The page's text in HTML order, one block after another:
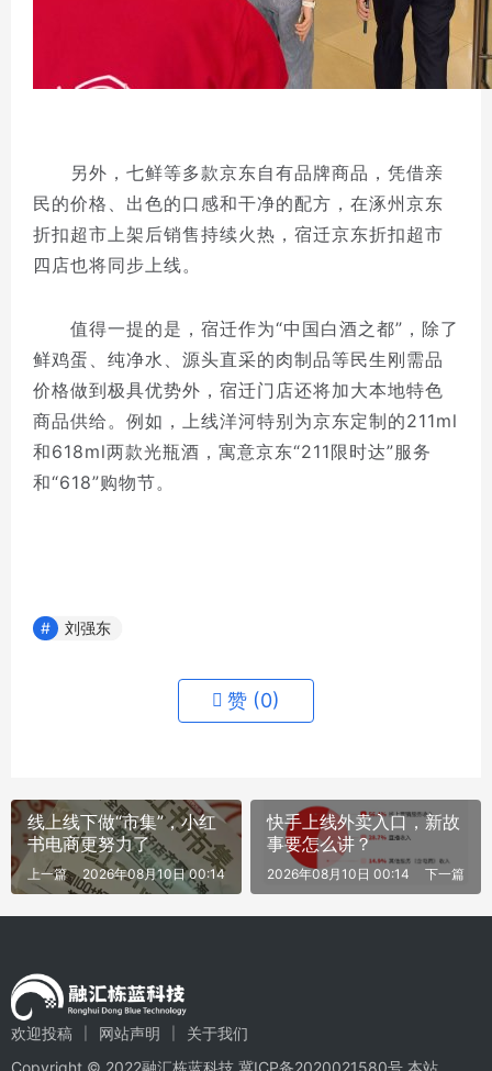
另外，七鲜等多款京东自有品牌商品，凭借亲
民的价格、出色的口感和干净的配方，在涿州京东
折扣超市上架后销售持续火热，宿迁京东折扣超市
四店也将同步上线。
值得一提的是，宿迁作为“中国白酒之都”，除了
鲜鸡蛋、纯净水、源头直采的肉制品等民生刚需品
价格做到极具优势外，宿迁门店还将加大本地特色
商品供给。例如，上线洋河特别为京东定制的211ml
和618ml两款光瓶酒，寓意京东“211限时达”服务
和“618”购物节。
刘强东
赞 (0)
线上线下做“市集”，小红
书电商更努力了
上一篇 2026年08月10日 00:14
快手上线外卖入口，新故
事要怎么讲？
下一篇
2026年08月10日 00:14
欢迎投稿 网站声明
关于我们